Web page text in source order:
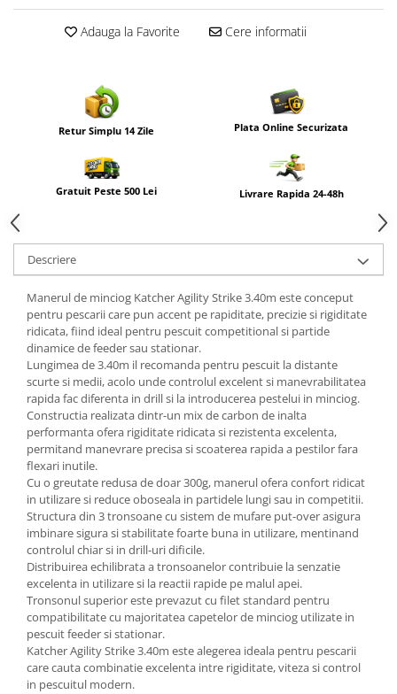
Adauga la Favorite Cere informatii
Retur Simplu 14 Zile Plata Online Securizata
Gratuit Peste 500 Lei Livrare Rapida 24-48h
Descriere
Manerul de minciog KatcherAgility Strike 3.40m este conceput
pentru pescarii care pun accent pe rapiditate, precizie si rigiditate
ridicata, fiind ideal pentru pescuit competitional si partide
dinamice de feeder sau stationar.
Lungimea de 3.40m il recomanda pentru pescuit la distante
scurte si medii, acolo unde controlul excelent si manevrabilitatea
rapida fac diferenta in drill si la introducerea pestelui in minciog.
Constructia realizata dintr-un mix de carbon de inalta
performanta ofera rigiditate ridicata si rezistenta excelenta,
permitand manevrare precisa si scoaterea rapida a pestilor fara
flexari inutile.
Cu o greutate redusa de doar 300g, manerul ofera confort ridicat
in utilizare si reduce oboseala in partidele lungi sau in competitii.
Structura din 3 tronsoane cu sistem de mufare put-over asigura
imbinare sigura si stabilitate foarte buna in utilizare, mentinand
controlul chiar si in drill-uri dificile.
Distribuirea echilibrata a tronsoanelor contribuie la senzatie
excelenta in utilizare si la reactii rapide pe malul apei.
Tronsonul superior este prevazut cu filet standard pentru
compatibilitate cu majoritatea capetelor de minciog utilizate in
pescuit feeder si stationar.
Katcher Agility Strike 3.40m este alegerea ideala pentru pescarii
care cauta combinatie excelenta intre rigiditate, viteza si control
in pescuitul modern.